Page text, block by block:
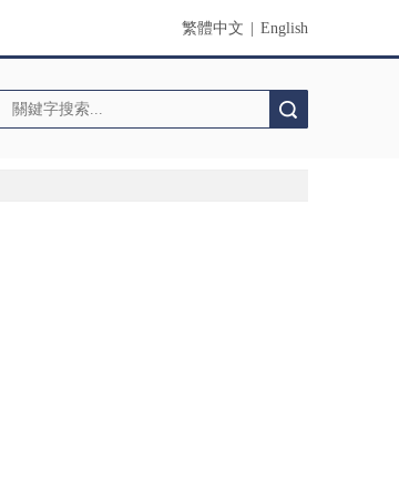
繁體中文 English